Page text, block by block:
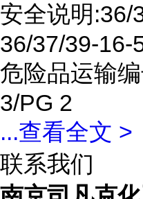
安全说明:36/
36/37/39-16-
危险品运输
3/PG 2
...查看全文 >
联系我们